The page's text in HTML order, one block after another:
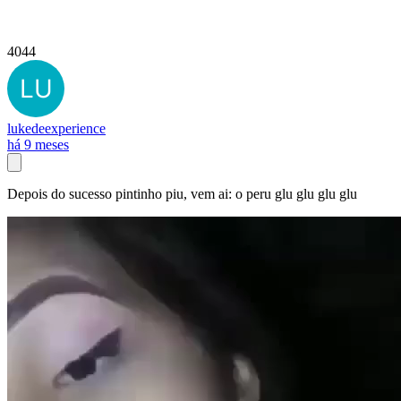
4044
lukedeexperience
há 9 meses
Depois do sucesso pintinho piu, vem ai: o peru glu glu glu glu